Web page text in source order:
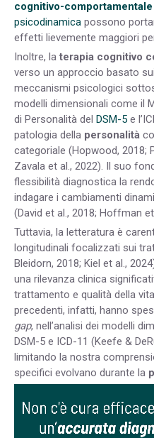
cognitivo-comportamentale
psicodinamica possono
effetti lievemente maggiori
Inoltre, la terapia cognitivo
verso un approccio basato
meccanismi psicologici
modelli dimensionali come il
di Personalità del DSM-5 e
patologia della personalità
categoriale (Hopwood, 2018;
Zavala et al., 2022). Il suo
flessibilità diagnostica la
indagare i cambiamenti
(David et al., 2018; Hoffman et
Tuttavia, la letteratura è
longitudinali focalizzati sui
Bleidorn, 2018; Kiel et al.,
una rilevanza clinica
trattamento e qualità della
precedenti, infatti, hanno
gap, nell’analisi dei modelli
DSM-5 e ICD-11 (Keefe &
limitando la nostra
specifici evolvano durante la